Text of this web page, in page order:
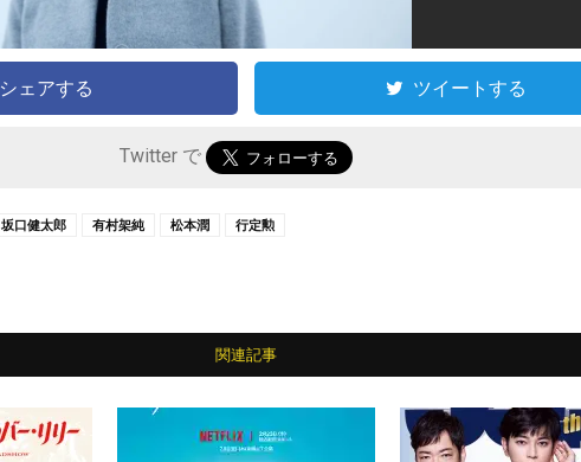
シェアする ツイートする
Twitter で
坂口健太郎 有村架純 松本潤 行定勲
関連記事